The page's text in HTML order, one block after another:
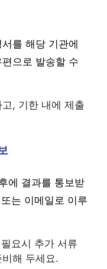
를 해당 기관에
으로 발송할 수
, 기한 내에 제출
에 결과를 통보받
는 이메일로 이루
요시 추가 서류
해 두세요.